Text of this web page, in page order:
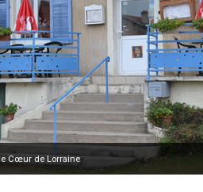
Cœur de Lorraine